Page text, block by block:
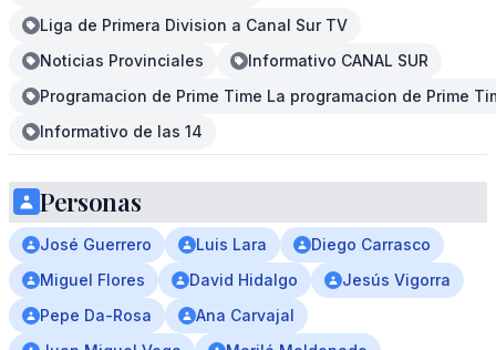
Liga de Primera Division a Canal Sur TV
Noticias Provinciales
Informativo CANAL SUR
Programacion de Prime Time La programacion de Prime
Informativo de las 14
Personas
José Guerrero Luis Lara
Diego Carrasco
Miguel Flores
David Hidalgo
Jesús Vigorra
Pepe Da-Rosa
Ana Carvajal